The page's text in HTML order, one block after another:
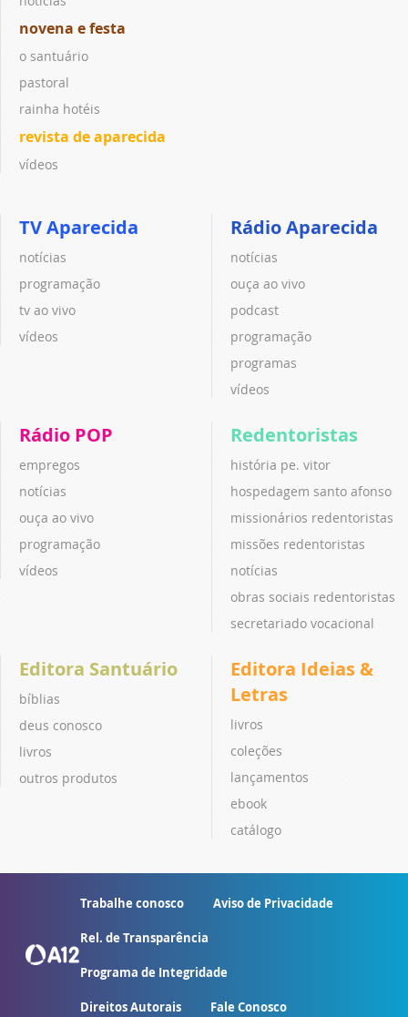
novena e festa
o santuário
pastoral
rainha hotéis
revista de aparecida
vídeos
TV Aparecida
notícias
programação
tv ao vivo
vídeos
Rádio Aparecida
notícias
ouça ao vivo
podcast
programação
programas
vídeos
Rádio POP
empregos
notícias
ouça ao vivo
programação
vídeos
Redentoristas
história pe. vitor
hospedagem santo afonso
missionários redentoristas
missões redentoristas
notícias
obras sociais redentoristas
secretariado vocacional
Editora Santuário
bíblias
deus conosco
livros
outros produtos
Editora Ideias &
Letras
livros
coleções
lançamentos
ebook
catálogo
Trabalhe conosco Aviso de Privacidade
Rel. de Transparência
Programa de Integridade
Direitos Autorais Fale Conosco